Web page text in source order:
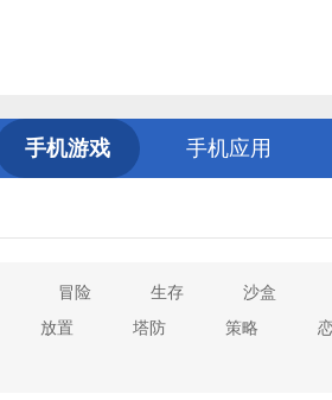
手机游戏 手机应用
冒险 生存 沙盒
放置 塔防 策略